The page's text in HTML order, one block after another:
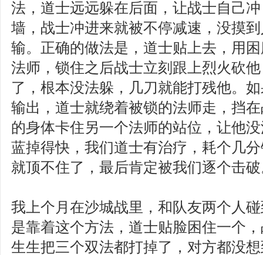
法，道士远远躲在后面，让战士自己
墙，战士冲进来就被不停减速，没摸
输。正确的做法是，道士贴上去，用
法师，锁住之后战士立刻跟上烈火砍
了，根本没法躲，几刀就能打残他。
输出，道士就绕着被锁的法师走，挡
的身体卡住另一个法师的站位，让他
蓝掉得快，我们道士有治疗，耗个几
就顶不住了，最后肯定被我们逐个击
我上个月在沙城战里，和队友两个人
是靠着这个方法，道士贴脸困住一个
生生把三个双法都打掉了，对方都没